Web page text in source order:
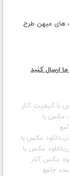
های میهن طرح
ارسال کنید
با کیفیت آثار
عکس با
,دانلود عکس با
عکس با
عکس آثار
جامع